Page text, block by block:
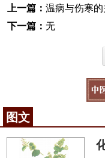
上一篇： 温病与伤寒
下一篇： 无
图文